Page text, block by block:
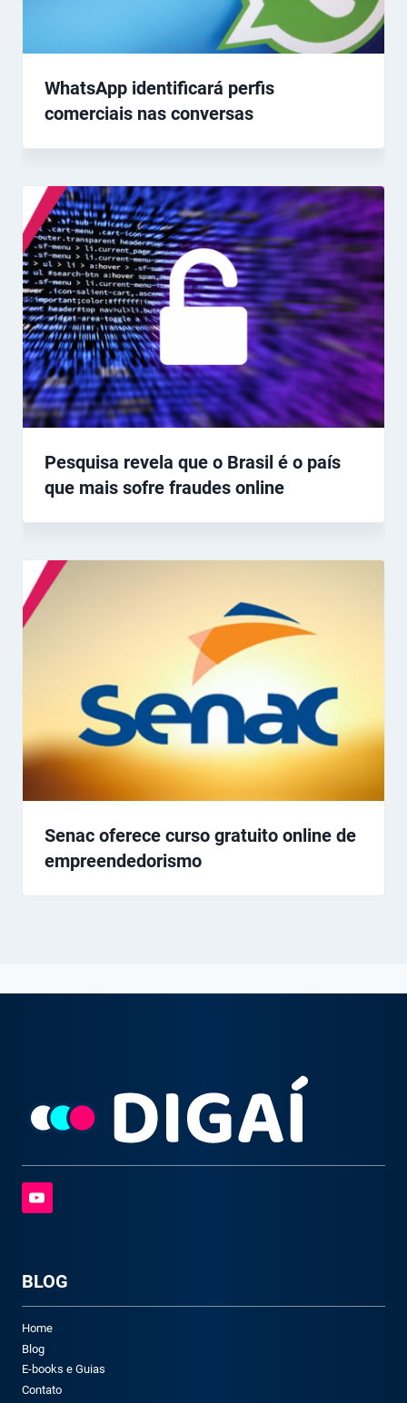
WhatsApp identificará perfis
comerciais nas conversas
Pesquisa revela que o Brasil é o país
que mais sofre fraudes online
Senac oferece curso gratuito online de
empreendedorismo
BLOG
Home
Blog
E-books e Guias
Contato